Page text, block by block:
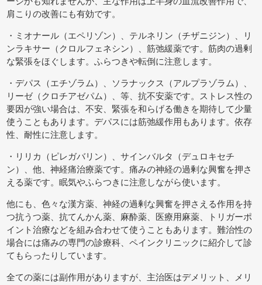
肩こりの改善にも有効です。
・ミオナール（エペリゾン）、テルネリン（チザニジン）、リ
ンラキサー（クロルフェネシン）、筋弛緩薬です。筋肉の過剰
な緊張をほぐします。ふらつきや転倒に注意します。
・デパス（エチゾラム）、ソラナックス（アルプラゾラム）、
リーゼ（クロチアゼパム）、等、抗不安薬です。ストレス性の
要因が強い場合は、不安、緊張を和らげる働きを期待して少量
使うこともあります。デパスには筋弛緩作用もあります。依存
性、耐性に注意します。
・リリカ（ピレガバリン）、サインバルタ（デュロキセチ
ン）、他、神経痛治療薬です。痛みの神経の過剰な興奮を押さ
える薬です。眠気やふらつきに注意しながら使います。
他にも、色々な漢方薬、神経の過剰な興奮を押さえる作用を持
つ抗うつ薬、抗てんかん薬、麻酔薬、医療用麻薬、トリガーポ
イント治療などを組み合わせて使うこともあります。難治性の
場合には痛みの専門の診療科、ペインクリニックに紹介して診
てもらったりしています。
全ての薬には副作用がありますが、主治医はデメリット、メリ